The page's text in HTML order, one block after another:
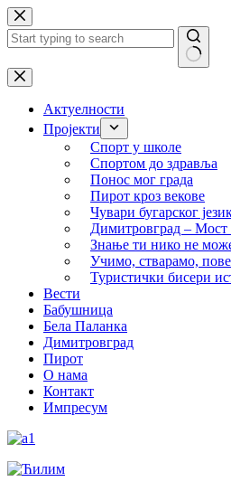
Skip
to
content
No
results
Актуелности
Пројекти
Спорт у школе
Спортом до здравља
Понос мог града
Пирот кроз векове
Чувари бугарског
Димитровград – Мост
Знање ти нико не
Учимо, стварамо,
Туристички бисери
Вести
Бабушница
Бела Паланка
Димитровград
Пирот
О нама
Контакт
Импресум